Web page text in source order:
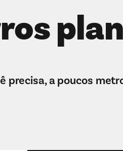
precisa, a poucos